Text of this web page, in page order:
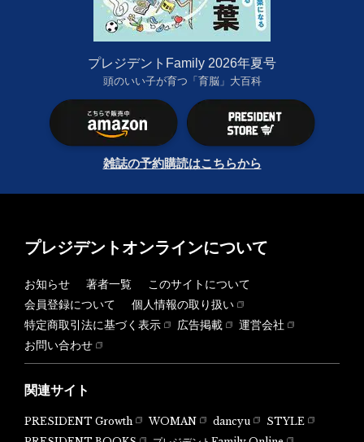
プレジデントFamily 2026年夏号
頭のいい子が育つ「育脳」大百科
雑誌の予約購読はこちらから
プレジデントオンラインについて
お知らせ 著者一覧
このサイトについて
会員登録について
個人情報の取り扱い
特定商取引法に基づく表示
広告掲載
運営会社
お問い合わせ
関連サイト
PRESIDENT Growth WOMAN dancyu
STYLE